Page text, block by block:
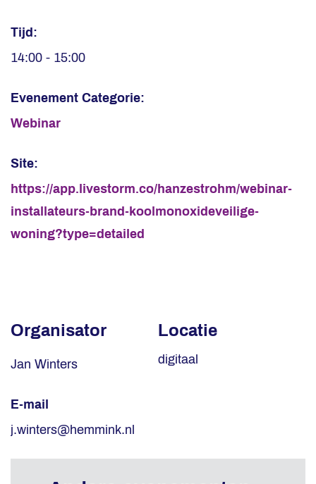
Tijd:
14:00 - 15:00
Evenement Categorie:
Webinar
Site:
https://app.livestorm.co/hanzestrohm/webinar-
installateurs-brand-koolmonoxideveilige-
woning?type=detailed
Locatie
digitaal
Organisator
Jan Winters
E-mail
j.winters@hemmink.nl